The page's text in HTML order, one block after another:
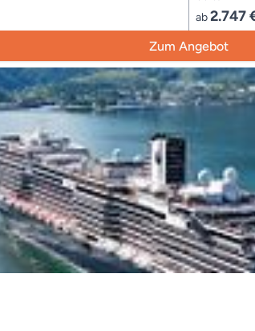
ab2.747
Zum Angebot